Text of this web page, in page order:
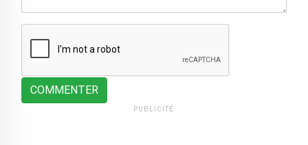
COMMENTER
PUBLICITÉ